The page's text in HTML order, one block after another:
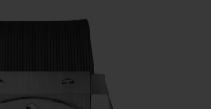
de materiais e designs.